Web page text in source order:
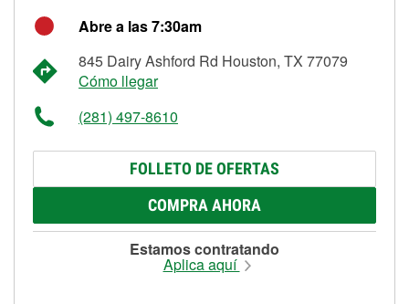
Abre a las 7:30am
845 Dairy Ashford Rd Houston, TX 77079
Cómo llegar
(281) 497-8610
FOLLETO DE OFERTAS
COMPRA AHORA
Estamos contratando
Aplica aquí